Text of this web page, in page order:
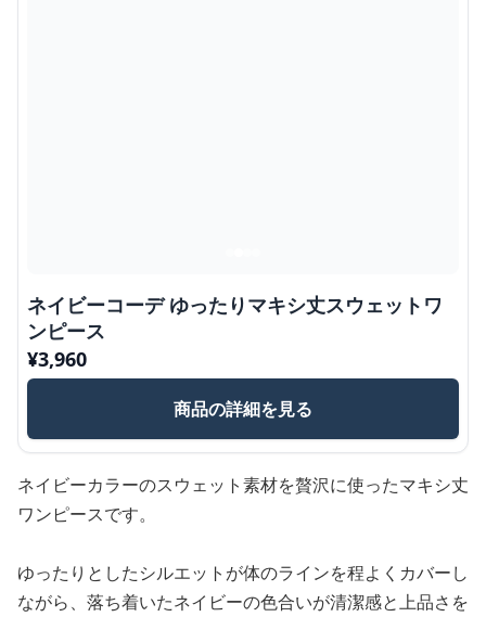
ネイビーコーデ ゆったりマキシ丈スウェットワ
ンピース
¥3,960
商品の詳細を見る
ネイビーカラーのスウェット素材を贅沢に使ったマキシ丈
ワンピースです。
ゆったりとしたシルエットが体のラインを程よくカバーし
ながら、落ち着いたネイビーの色合いが清潔感と上品さを